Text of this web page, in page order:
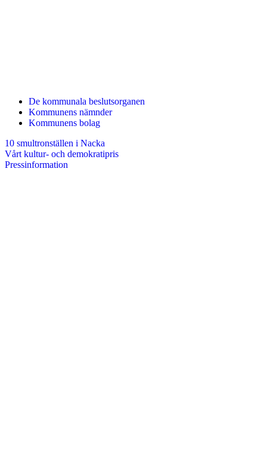
De kommunala beslutsorganen
Kommunens nämnder
Kommunens bolag
10 smultronställen i Nacka
Vårt kultur- och demokratipris
Pressinformation